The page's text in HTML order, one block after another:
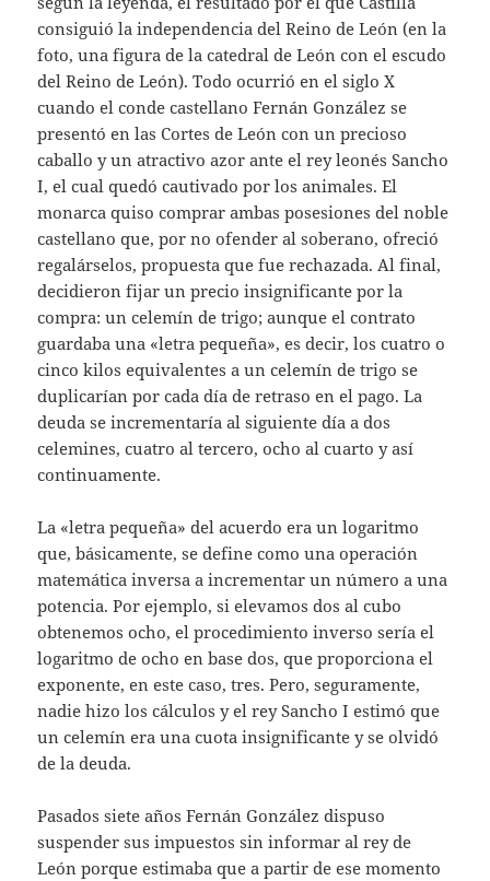
consiguió la independencia del Reino de León (en la
foto, una figura de la catedral de León con el escudo
del Reino de León). Todo ocurrió en el siglo X
cuando el conde castellano Fernán González se
presentó en las Cortes de León con un precioso
caballo y un atractivo azor ante el rey leonés Sancho
I, el cual quedó cautivado por los animales. El
monarca quiso comprar ambas posesiones del noble
castellano que, por no ofender al soberano, ofreció
regalárselos, propuesta que fue rechazada. Al final,
decidieron fijar un precio insignificante por la
compra: un celemín de trigo; aunque el contrato
guardaba una «letra pequeña», es decir, los cuatro o
cinco kilos equivalentes a un celemín de trigo se
duplicarían por cada día de retraso en el pago. La
deuda se incrementaría al siguiente día a dos
celemines, cuatro al tercero, ocho al cuarto y así
continuamente.
La «letra pequeña» del acuerdo era un logaritmo
que, básicamente, se define como una operación
matemática inversa a incrementar un número a una
potencia. Por ejemplo, si elevamos dos al cubo
obtenemos ocho, el procedimiento inverso sería el
logaritmo de ocho en base dos, que proporciona el
exponente, en este caso, tres. Pero, seguramente,
nadie hizo los cálculos y el rey Sancho I estimó que
un celemín era una cuota insignificante y se olvidó
de la deuda.
Pasados siete años Fernán González dispuso
suspender sus impuestos sin informar al rey de
León porque estimaba que a partir de ese momento